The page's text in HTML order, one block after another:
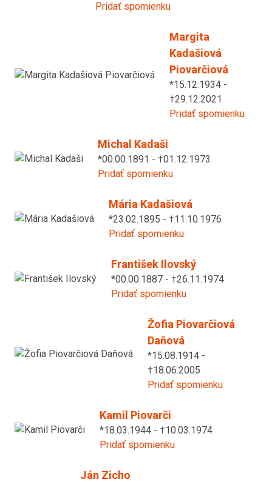
Pridať spomienku
Margita
Kadašiová
Piovarčiová
*15.12.1934 -
†29.12.2021
Pridať spomienku
Michal Kadaši
*00.00.1891 - †01.12.1973
Pridať spomienku
Mária Kadašiová
*23.02.1895 - †11.10.1976
Pridať spomienku
František Ilovský
*00.00.1887 - †26.11.1974
Pridať spomienku
Žofia Piovarčiová
Daňová
*15.08.1914 -
†18.06.2005
Pridať spomienku
Kamil Piovarči
*18.03.1944 - †10.03.1974
Pridať spomienku
Ján Zicho